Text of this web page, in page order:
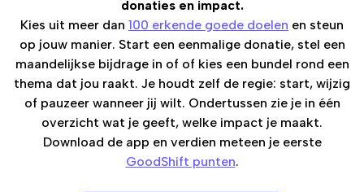
Blog
Over ons
GoodShift punten
donaties en impact.
Kies uit meer dan 100 erkende goede doelen en steun
op jouw manier. Start een eenmalige donatie, stel een
maandelijkse bijdrage in of of kies een bundel rond een
thema dat jou raakt. Je houdt zelf de regie: start, wijzig
of pauzeer wanneer jij wilt. Ondertussen zie je in één
overzicht wat je geeft, welke impact je maakt.
Download de app en verdien meteen je eerste
GoodShift punten.